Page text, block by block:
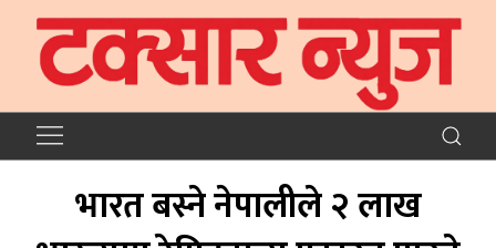
भारत बस्ने नेपालीले २ लाख